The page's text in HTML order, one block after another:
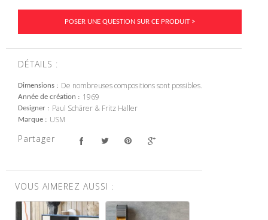
POSER UNE QUESTION SUR CE PRODUIT >
DÉTAILS :
Dimensions De nombreuses compositions sont possibles.
Année de création 1969
Designer Paul Schärer & Fritz Haller
Marque USM
Partager
VOUS AIMEREZ AUSSI :